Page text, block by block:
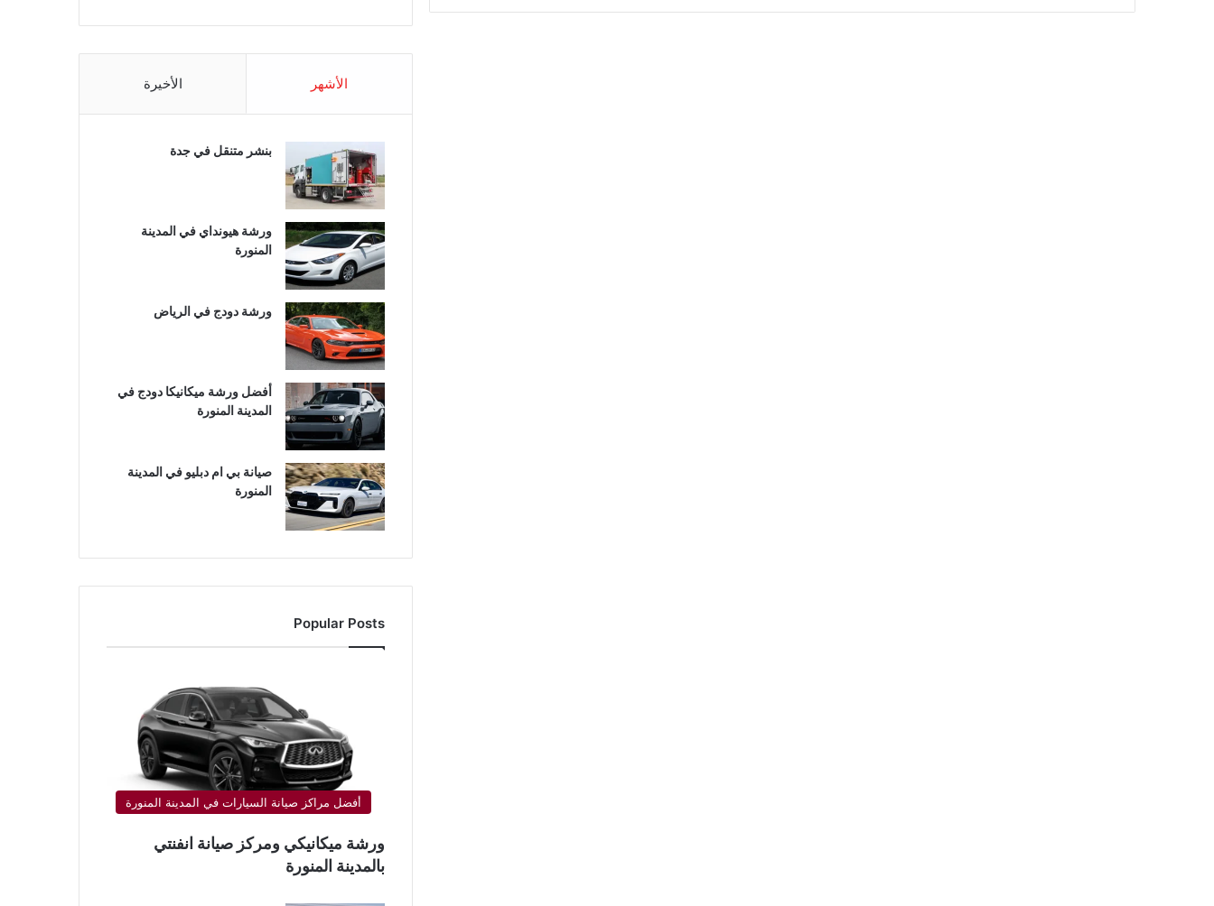
الأشهر الأخيرة
بنشر متنقل في جدة
ورشة هيونداي في المدينة
المنورة
ورشة دودج في الرياض
أفضل ورشة ميكانيكا دودج في
المدينة المنورة
صيانة بي ام دبليو في المدينة
المنورة
Popular Posts
أفضل مراكز صيانة السيارات في المدينة المنورة
ورشة ميكانيكي ومركز صيانة انفنتي
بالمدينة المنورة